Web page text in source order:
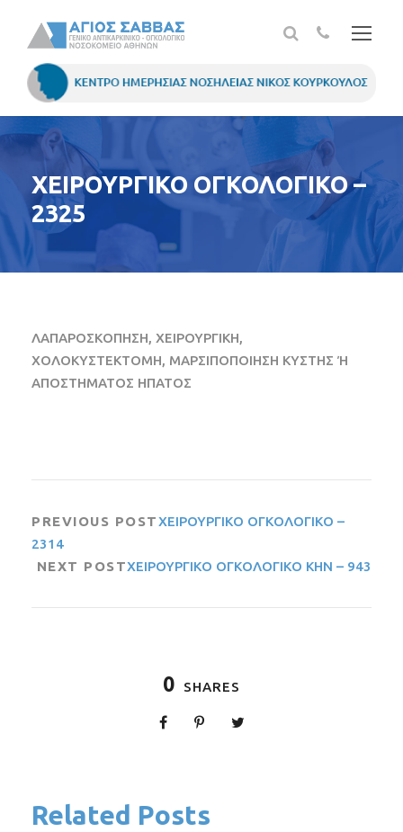
ΧΕΙΡΟΥΡΓΙΚΟ ΟΓΚΟΛΟΓΙΚΟ –
2325
ΛΑΠΑΡΟΣΚΟΠΗΣΗ, ΧΕΙΡΟΥΡΓΙΚΗ,
ΧΟΛΟΚΥΣΤΕΚΤΟΜΗ, ΜΑΡΣΙΠΟΠΟΙΗΣΗ ΚΥΣΤΗΣ Ή
ΑΠΟΣΤΗΜΑΤΟΣ ΗΠΑΤΟΣ
PREVIOUS POSTΧΕΙΡΟΥΡΓΙΚΟ ΟΓΚΟΛΟΓΙΚΟ –
2314
NEXT POSTΧΕΙΡΟΥΡΓΙΚΟ ΟΓΚΟΛΟΓΙΚΟ ΚΗΝ – 943
0 SHARES
Related Posts